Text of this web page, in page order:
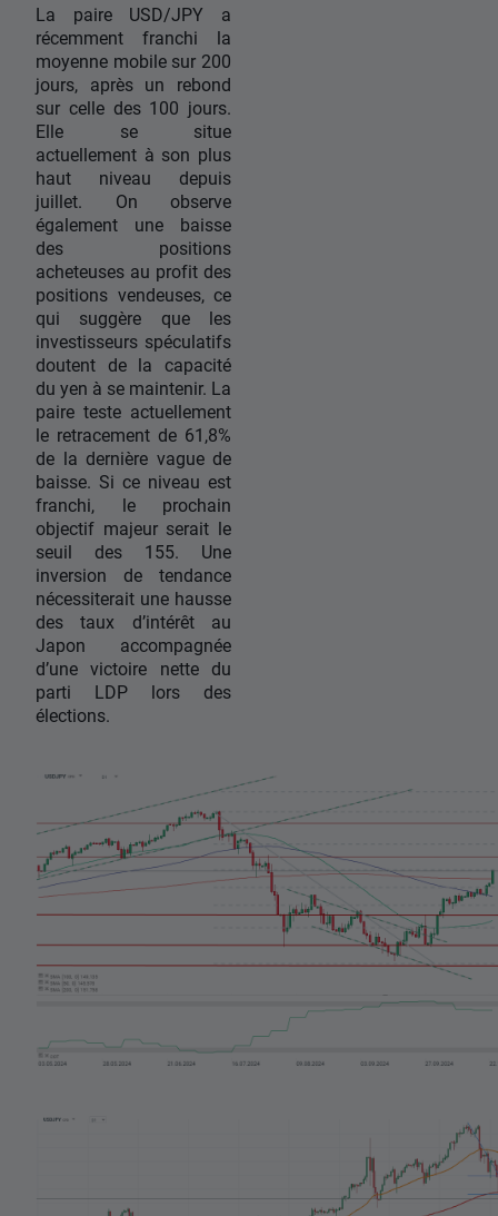
La paire USD/JPY a
récemment franchi la
moyenne mobile sur 200
jours, après un rebond
sur celle des 100 jours.
Elle se situe
actuellement à son plus
haut niveau depuis
juillet. On observe
également une baisse
des positions
acheteuses au profit des
positions vendeuses, ce
qui suggère que les
investisseurs spéculatifs
doutent de la capacité
du yen à se maintenir. La
paire teste actuellement
le retracement de 61,8%
de la dernière vague de
baisse. Si ce niveau est
franchi, le prochain
objectif majeur serait le
seuil des 155. Une
inversion de tendance
nécessiterait une hausse
des taux d’intérêt au
Japon accompagnée
d’une victoire nette du
parti LDP lors des
élections.